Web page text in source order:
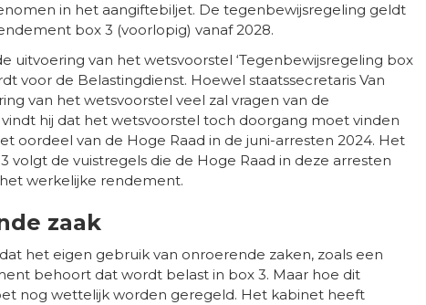
in het aangiftebiljet. De tegenbewijsregeling geldt
box 3 (voorlopig) vanaf 2028.
uitvoering van het wetsvoorstel ‘Tegenbewijsregeling box
voor de Belastingdienst. Hoewel staatssecretaris Van
van het wetsvoorstel veel zal vragen van de
hij dat het wetsvoorstel toch doorgang moet vinden
oordeel van de Hoge Raad in de juni-arresten 2024. Het
volgt de vuistregels die de Hoge Raad in deze arresten
werkelijke rendement.
zaak
het eigen gebruik van onroerende zaken, zoals een
behoort dat wordt belast in box 3. Maar hoe dit
nog wettelijk worden geregeld. Het kabinet heeft